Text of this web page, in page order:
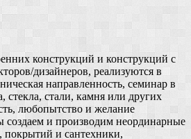
конструкций и конструкций с
дизайнеров, реализуются в
направленность, семинар в
стекла, стали, камня или других
любопытство и желание
создаем и производим неординарные
покрытий и сантехники,